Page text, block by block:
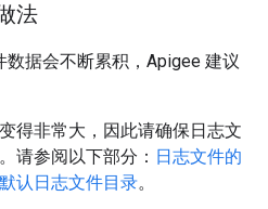
法
据会不断累积，Apigee 建议
得非常大，因此请确保日志文
请参阅以下部分： 日志文件的
认日志文件目录。